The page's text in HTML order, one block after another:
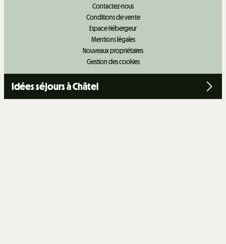
3 PIECES MEZZANINE 6 PERSONNES
OpenStreetMap Streets
Satellite
Leaflet
© OpenStreetMap
Contactez-nous
Conditions de vente
Espace Hébergeur
Mentions légales
Nouveaux propriétaires
Gestion des cookies
Idées séjours à Châtel